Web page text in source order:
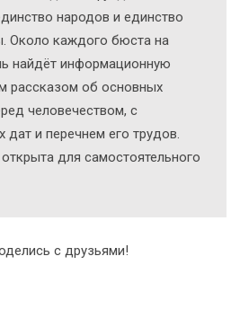
народов и единство
Около каждого бюста на
найдёт информационную
рассказом об основных
человечеством, с
дат и перечнем его трудов.
для самостоятельного
с друзьями!